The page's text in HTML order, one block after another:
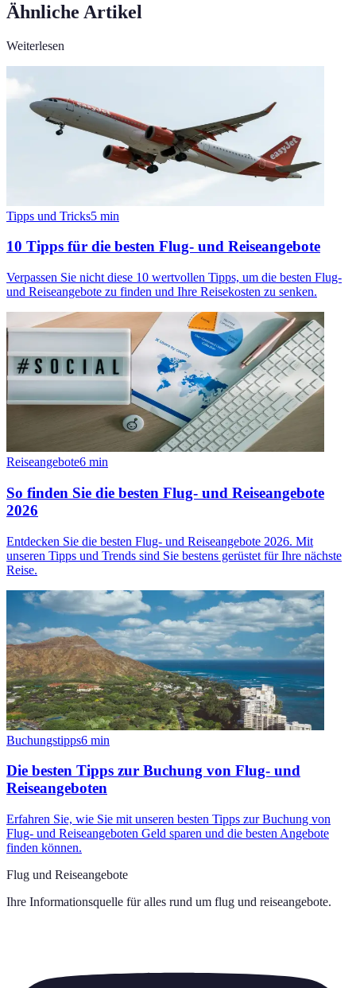
Ähnliche Artikel
Weiterlesen
Tipps und Tricks5 min
10 Tipps für die besten Flug- und Reiseangebote
Verpassen Sie nicht diese 10 wertvollen Tipps, um die besten Flug-
und Reiseangebote zu finden und Ihre Reisekosten zu senken.
Reiseangebote6 min
So finden Sie die besten Flug- und Reiseangebote
2026
Entdecken Sie die besten Flug- und Reiseangebote 2026. Mit
unseren Tipps und Trends sind Sie bestens gerüstet für Ihre nächste
Reise.
Buchungstipps6 min
Die besten Tipps zur Buchung von Flug- und
Reiseangeboten
Erfahren Sie, wie Sie mit unseren besten Tipps zur Buchung von
Flug- und Reiseangeboten Geld sparen und die besten Angebote
finden können.
Flug und Reiseangebote
Ihre Informationsquelle für alles rund um flug und reiseangebote.